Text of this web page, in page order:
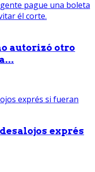
autorizó otro
exprés